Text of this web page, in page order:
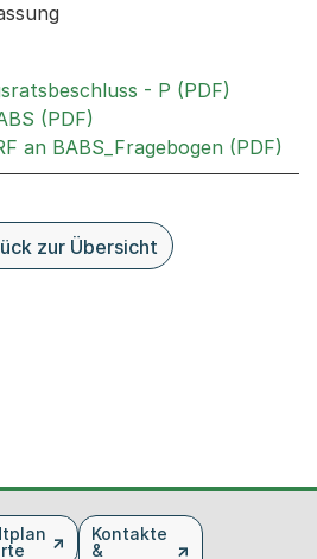
- P (PDF)
(PDF)
an BABS_Fragebogen (PDF)
zur Übersicht
Kontakte
&